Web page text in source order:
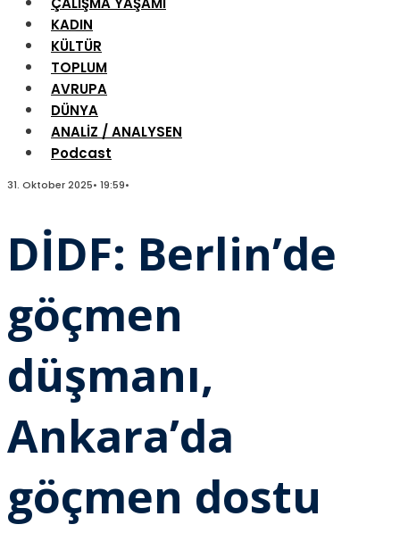
KADIN
KÜLTÜR
TOPLUM
AVRUPA
DÜNYA
ANALİZ / ANALYSEN
Podcast
31. Oktober 2025• 19:59•
DİDF: Berlin’de
göçmen
düşmanı,
Ankara’da
göçmen dostu